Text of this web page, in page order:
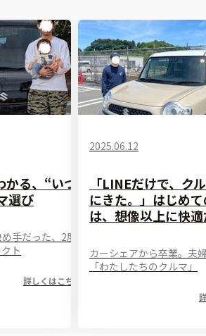
る、“いつ
選び
手だった、2度
ト
詳しくはこちら
2025.06.12
「LINEだけで、ク
にきた。」はじめ
は、想像以上に快
カーシェアから卒業。夫
「わたしたちのクルマ」